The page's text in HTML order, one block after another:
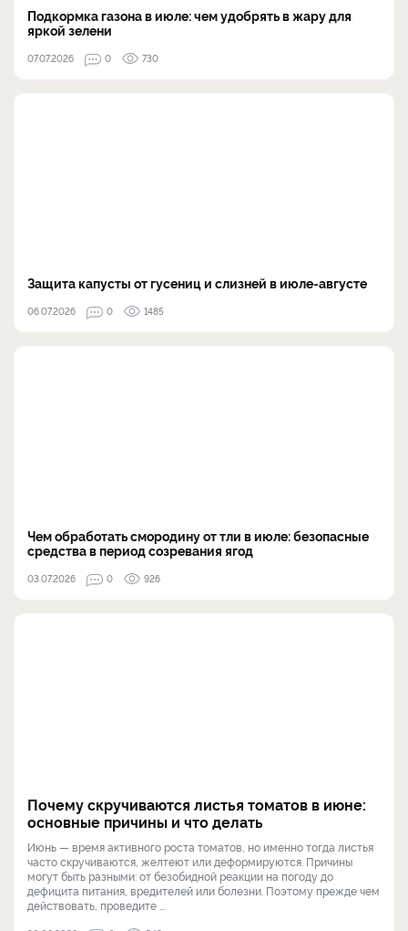
Подкормка газона в июле: чем удобрять в жару для
яркой зелени
07.07.2026 0 730
Защита капусты от гусениц и слизней в июле-августе
06.07.2026 0 1485
Чем обработать смородину от тли в июле: безопасные
средства в период созревания ягод
03.07.2026 0 926
Почему скручиваются листья томатов в июне:
основные причины и что делать
Июнь — время активного роста томатов, но именно тогда листья
часто скручиваются, желтеют или деформируются. Причины
могут быть разными: от безобидной реакции на погоду до
дефицита питания, вредителей или болезни. Поэтому прежде чем
действовать, проведите ...